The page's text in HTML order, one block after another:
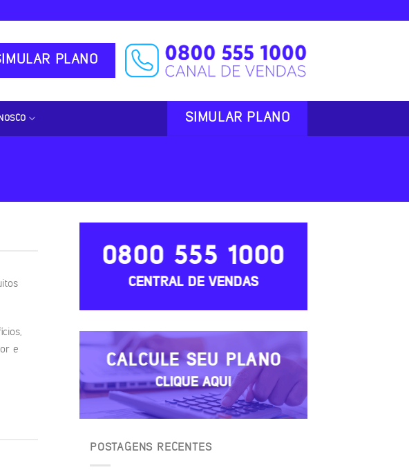
PLANO
SIMULAR PLANO
e
0800 555 1000
CENTRAL DE VENDAS
CALCULE SEU PLANO
CLIQUE AQUI
POSTAGENS RECENTES